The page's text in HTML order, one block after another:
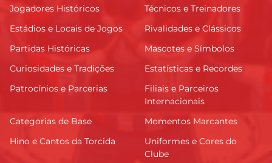
Jogadores Históricos
Técnicos e Treinadores
Estádios e Locais de Jogos
Rivalidades e Clássicos
Partidas Históricas
Mascotes e Símbolos
Curiosidades e Tradições
Estatísticas e Recordes
Patrocínios e Parcerias
Filiais e Parceiros
Internacionais
Categorias de Base
Momentos Marcantes
Hino e Cantos da Torcida
Uniformes e Cores do
Clube